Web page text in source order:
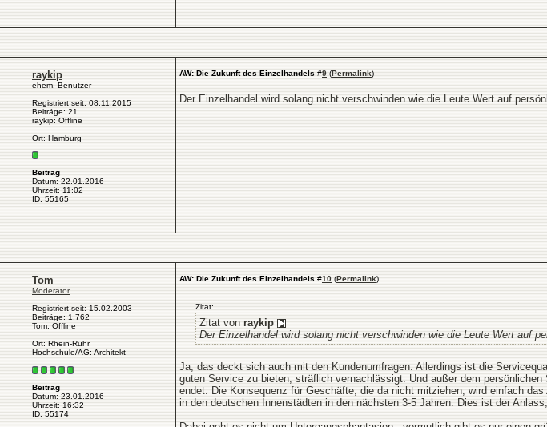
raykip
ehem. Benutzer
Registriert seit: 08.11.2015
Beiträge: 21
raykip: Offline
Ort: Hamburg
Beitrag
Datum: 22.01.2016
Uhrzeit: 11:02
ID: 55165
AW: Die Zukunft des Einzelhandels #9 (Permalink)
Der Einzelhandel wird solang nicht verschwinden wie die Leute Wert auf
Tom
Moderator
Registriert seit: 15.02.2003
Beiträge: 1.762
Tom: Offline
Ort: Rhein-Ruhr
Hochschule/AG: Architekt
Beitrag
Datum: 23.01.2016
Uhrzeit: 16:32
ID: 55174
AW: Die Zukunft des Einzelhandels #10 (Permalink)
Zitat:
Zitat von raykip
Der Einzelhandel wird solang nicht verschwinden wie die Leute Wert auf
Ja, das deckt sich auch mit den Kundenumfragen. Allerdings ist die
guten Service zu bieten, sträflich vernachlässigt. Und außer dem
endet. Die Konsequenz für Geschäfte, die da nicht mitziehen, wird einfach
in den deutschen Innenstädten in den nächsten 3-5 Jahren. Dies ist der